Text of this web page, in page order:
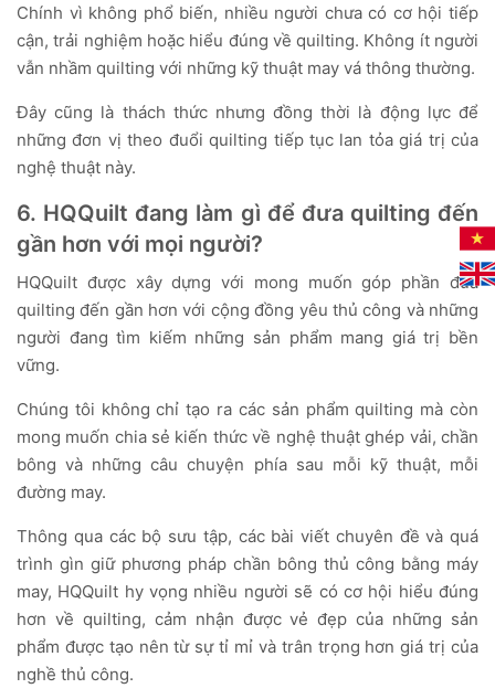
Chính vì không phổ biến, nhiều người chưa có cơ hội tiếp
cận, trải nghiệm hoặc hiểu đúng về quilting. Không ít người
vẫn nhầm quilting với những kỹ thuật may vá thông thường.
Đây cũng là thách thức nhưng đồng thời là động lực để
những đơn vị theo đuổi quilting tiếp tục lan tỏa giá trị của
nghệ thuật này.
6. HQQuilt đang làm gì để đưa quilting đến
gần hơn với mọi người?
HQQuilt được xây dựng với mong muốn góp phần đưa
quilting đến gần hơn với cộng đồng yêu thủ công và những
người đang tìm kiếm những sản phẩm mang giá trị bền
vững.
Chúng tôi không chỉ tạo ra các sản phẩm quilting mà còn
mong muốn chia sẻ kiến thức về nghệ thuật ghép vải, chần
bông và những câu chuyện phía sau mỗi kỹ thuật, mỗi
đường may.
Thông qua các bộ sưu tập, các bài viết chuyên đề và quá
trình gìn giữ phương pháp chần bông thủ công bằng máy
may, HQQuilt hy vọng nhiều người sẽ có cơ hội hiểu đúng
hơn về quilting, cảm nhận được vẻ đẹp của những sản
phẩm được tạo nên từ sự tỉ mỉ và trân trọng hơn giá trị của
nghề thủ công.